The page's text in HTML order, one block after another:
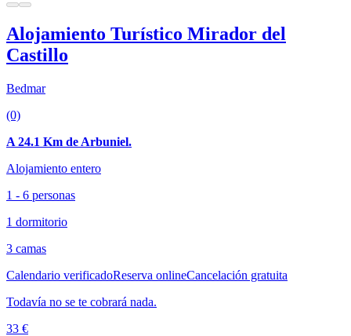
Alojamiento Turístico Mirador del
Castillo
Bedmar
(0)
A 24.1 Km de Arbuniel.
Alojamiento entero
1 - 6 personas
1 dormitorio
3 camas
Calendario verificadoReserva onlineCancelación gratuita
Todavía no se te cobrará nada.
33 €